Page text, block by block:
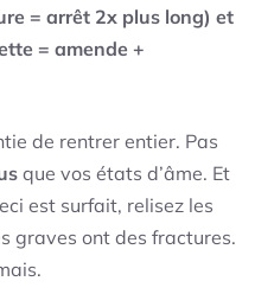
= arrêt 2x plus long) et
= amende +
de rentrer entier. Pas
que vos états d’âme. Et
est surfait, relisez les
graves ont des fractures.